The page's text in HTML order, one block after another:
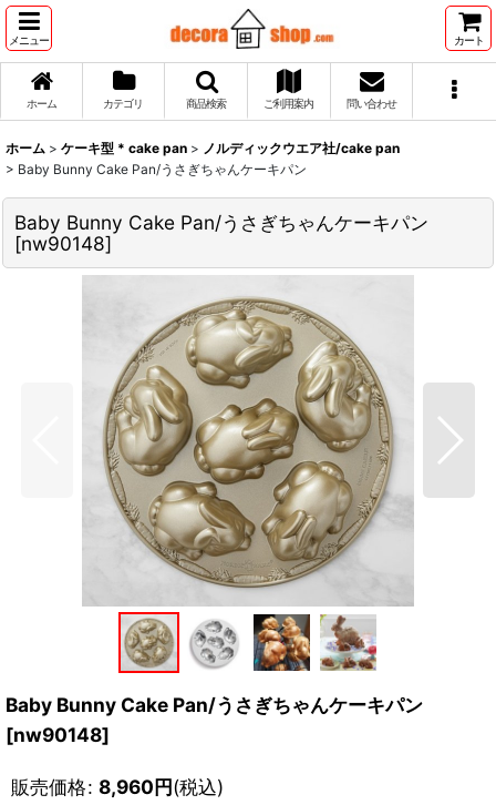
メニュー カート
ホーム カテゴリ 商品検索 ご利用案内 問い合わせ
ホーム > ケーキ型 * cake pan > ノルディックウエア社/cake pan
> Baby Bunny Cake Pan/うさぎちゃんケーキパン
Baby Bunny Cake Pan/うさぎちゃんケーキパン
[nw90148]
Baby Bunny Cake Pan/うさぎちゃんケーキパン
[nw90148]
販売価格: 8,960円(税込)